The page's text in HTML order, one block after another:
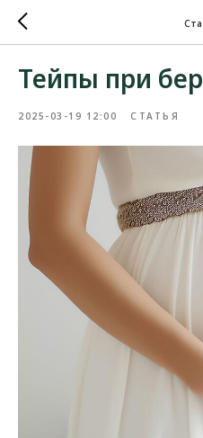
Тейпы при
2025-03-19 12:00 СТАТЬЯ